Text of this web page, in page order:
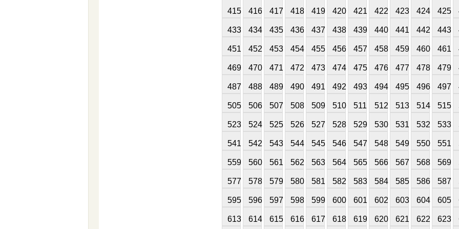
415 416 417 418 419 420 421 422 423 424 425
433 434 435 436 437 438 439 440 441 442 443
451 452 453 454 455 456 457 458 459 460 461
469 470 471 472 473 474 475 476 477 478 479
487 488 489 490 491 492 493 494 495 496 497
505 506 507 508 509 510 511 512 513 514 515
523 524 525 526 527 528 529 530 531 532 533
541 542 543 544 545 546 547 548 549 550 551
559 560 561 562 563 564 565 566 567 568 569
577 578 579 580 581 582 583 584 585 586 587
595 596 597 598 599 600 601 602 603 604 605
613 614 615 616 617 618 619 620 621 622 623